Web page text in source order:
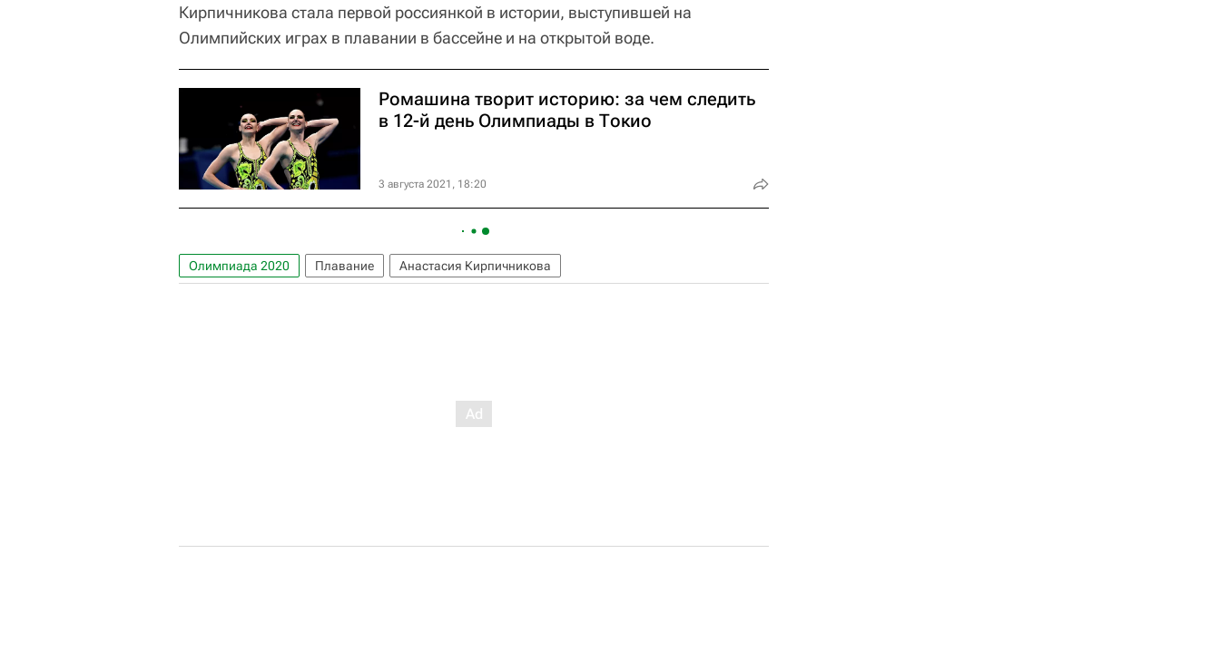
Кирпичникова стала первой россиянкой в истории, выступившей на
Олимпийских играх в плавании в бассейне и на открытой воде.
Ромашина творит историю: за чем следить
в 12-й день Олимпиады в Токио
3 августа 2021, 18:20
Олимпиада 2020 Плавание Анастасия Кирпичникова